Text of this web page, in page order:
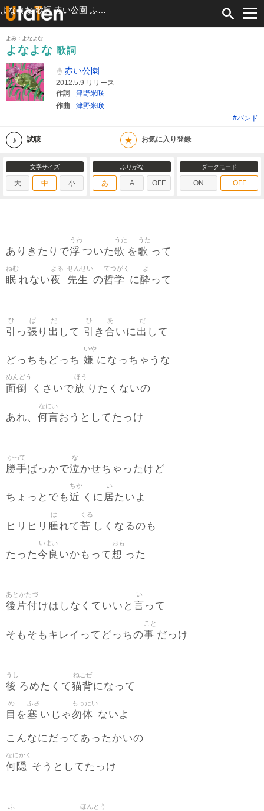
よみ：よなよな
よなよな 歌詞
赤い公園
2012.5.9 リリース
作詞
津野米咲
作曲
津野米咲
#バンド
試聴 ★ お気に入り登録
文字サイズ
大 中 小
ふりがな
あ A OFF
ダークモード
ON OFF
ありきたりで浮
うわ
ついた歌
うた
を歌
うた
って
眠
ねむ
れない夜
よる
先生
せんせい
の哲学
てつがく
に酔
よ
って
引
ひ
っ張
ぱ
り 出
だ
して 引
ひ
き 合
あ
いに出
だ
して
どっちもどっち 嫌
いや
になっちゃうな
面倒
めんどう
くさいで放
ほう
りたくないの
あれ、 何言
なにい
おうとしてたっけ
勝手
かって
ばっかで泣
な
かせちゃったけど
ちょっとでも近
ちか
くに 居
い
たいよ
ヒリヒリ 腫
は
れて苦
くる
しくなるのも
たった今良
いまい
いかもって想
おも
った
後片付
あとかたづ
けはしなくていいと 言
い
って
そもそもキレイってどっちの事
こと
だっけ
後
うし
ろめたくて猫背
ねこぜ
になって
目
め
を塞
ふさ
いじゃ勿体
もったい
ないよ
こんなにだってあったかいの
何隠
なにかく
そうとしてたっけ
ふ ほんとう